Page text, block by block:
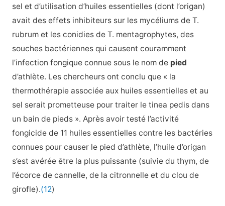
sel et d’utilisation d’huiles essentielles (dont l’origan)
avait des effets inhibiteurs sur les mycéliums de T.
rubrum et les conidies de T. mentagrophytes, des
souches bactériennes qui causent couramment
l’infection fongique connue sous le nom de pied
d’athlète. Les chercheurs ont conclu que « la
thermothérapie associée aux huiles essentielles et au
sel serait prometteuse pour traiter le tinea pedis dans
un bain de pieds ». Après avoir testé l’activité
fongicide de 11 huiles essentielles contre les bactéries
connues pour causer le pied d’athlète, l’huile d’origan
s’est avérée être la plus puissante (suivie du thym, de
l’écorce de cannelle, de la citronnelle et du clou de
girofle).(12)